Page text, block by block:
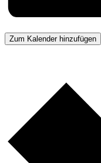
Zum Kalender hinzufügen